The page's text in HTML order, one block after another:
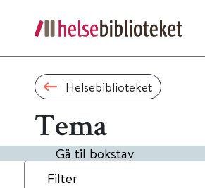
Helsebiblioteket
Tema
Gå til bokstav
Filter